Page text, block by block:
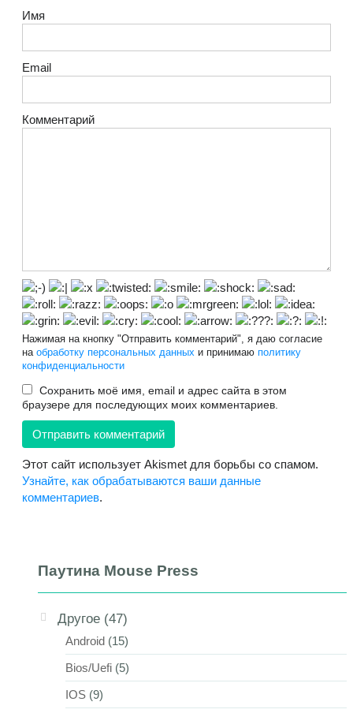
Имя
Email
Комментарий
Нажимая на кнопку "Отправить комментарий", я даю согласие
на обработку персональных данных и принимаю политику
конфиденциальности
Сохранить моё имя, email и адрес сайта в этом
браузере для последующих моих комментариев.
Этот сайт использует Akismet для борьбы со спамом.
Узнайте, как обрабатываются ваши данные
комментариев.
Паутина Mouse Press
Другое (47)
Android (15)
Bios/Uefi (5)
IOS (9)